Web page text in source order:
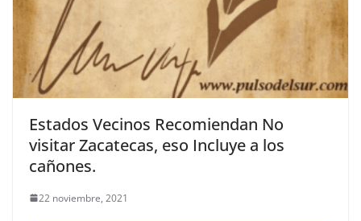
Estados Vecinos Recomiendan No
visitar Zacatecas, eso Incluye a los
cañones.
22 noviembre, 2021